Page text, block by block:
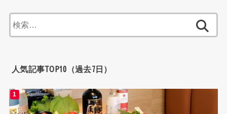
索:
人気記事TOP10（過去7日）